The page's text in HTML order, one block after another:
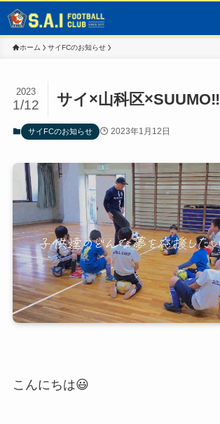
ホーム サイFCのお知らせ
サイ×山科区×SUUMO‼️
2023
1/12
サイFCのお知らせ 2023年1月12日
こんにちは😃